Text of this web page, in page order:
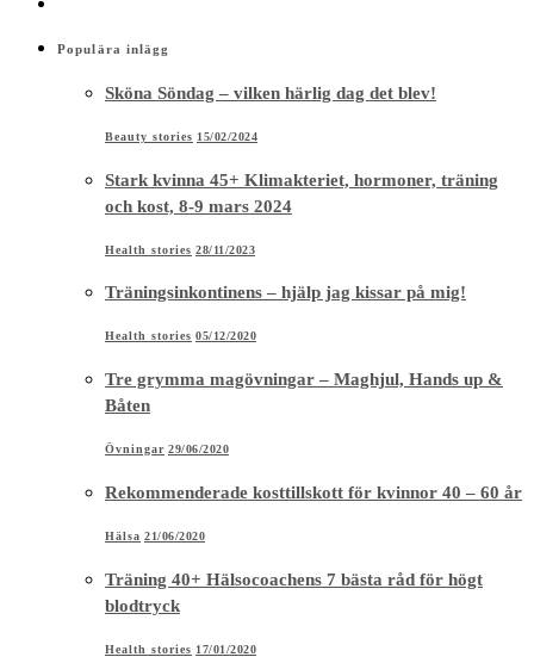
Populära inlägg
Sköna Söndag – vilken härlig dag det blev!
Beauty stories 15/02/2024
Stark kvinna 45+ Klimakteriet, hormoner, träning
och kost, 8-9 mars 2024
Health stories 28/11/2023
Träningsinkontinens – hjälp jag kissar på mig!
Health stories 05/12/2020
Tre grymma magövningar – Maghjul, Hands up &
Båten
Övningar 29/06/2020
Rekommenderade kosttillskott för kvinnor 40 – 60 år
Hälsa 21/06/2020
Träning 40+ Hälsocoachens 7 bästa råd för högt
blodtryck
Health stories 17/01/2020